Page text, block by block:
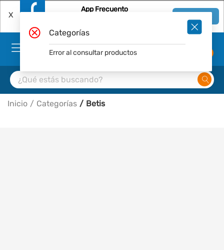
X
App Frecuento
Inicio Categorías Betis
Categorías
Error al consultar productos